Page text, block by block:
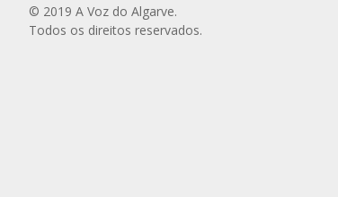
© 2019 A Voz do Algarve.
Todos os direitos reservados.